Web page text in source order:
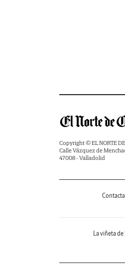
Copyright © EL NORTE
Calle Vázquez de
47008 - Valladolid
La viñeta de